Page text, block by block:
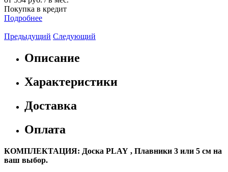
Покупка в кредит
Подробнее
Предыдущий Следующий
Описание
Характеристики
Доставка
Оплата
КОМПЛЕКТАЦИЯ: Доска PLAY , Плавники 3 или 5 см на
ваш выбор.